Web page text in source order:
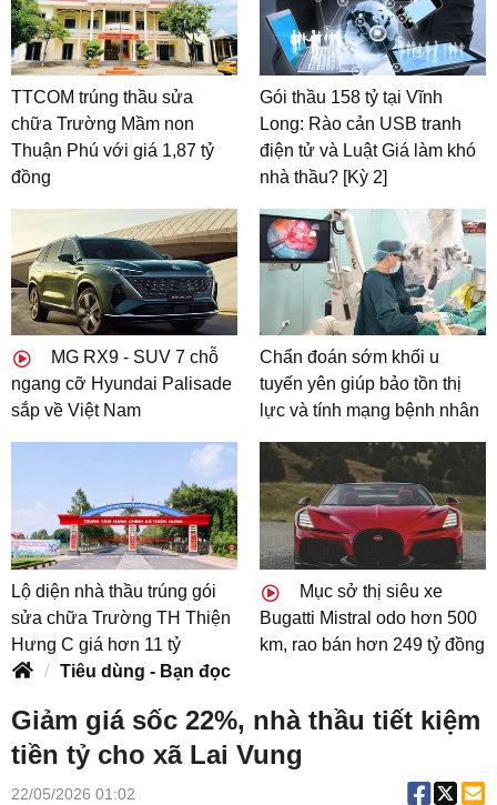
TTCOM trúng thầu sửa
chữa Trường Mầm non
Thuận Phú với giá 1,87 tỷ
đồng
Gói thầu 158 tỷ tại Vĩnh
Long: Rào cản USB tranh
điện tử và Luật Giá làm khó
nhà thầu? [Kỳ 2]
MG RX9 - SUV 7 chỗ
ngang cỡ Hyundai Palisade
sắp về Việt Nam
Chẩn đoán sớm khối u
tuyến yên giúp bảo tồn thị
lực và tính mạng bệnh nhân
Lộ diện nhà thầu trúng gói
sửa chữa Trường TH Thiện
Hưng C giá hơn 11 tỷ
Mục sở thị siêu xe
Bugatti Mistral odo hơn 500
km, rao bán hơn 249 tỷ đồng
Tiêu dùng - Bạn đọc
Giảm giá sốc 22%, nhà thầu tiết kiệm
tiền tỷ cho xã Lai Vung
22/05/2026 01:02